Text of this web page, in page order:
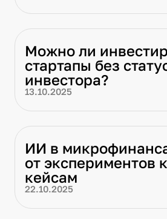
Можно ли
стартапы без
инвестора?
13.10.2025
ИИ в
от экспериментов
кейсам
22.10.2025